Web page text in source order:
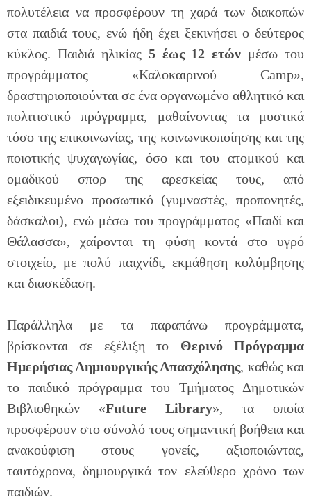
πολυτέλεια να προσφέρουν τη χαρά των διακοπών
στα παιδιά τους, ενώ ήδη έχει ξεκινήσει ο δεύτερος
κύκλος. Παιδιά ηλικίας5 έως 12 ετών μέσω του
προγράμματος «Καλοκαιρινού Camp»,
δραστηριοποιούνται σε ένα οργανωμένο αθλητικό και
πολιτιστικό πρόγραμμα, μαθαίνοντας τα μυστικά
τόσο της επικοινωνίας, της κοινωνικοποίησης και της
ποιοτικής ψυχαγωγίας, όσο και του ατομικού και
ομαδικού σπορ της αρεσκείας τους, από
εξειδικευμένο προσωπικό (γυμναστές, προπονητές,
δάσκαλοι), ενώ μέσω του προγράμματος «Παιδί και
Θάλασσα», χαίρονται τη φύση κοντά στο υγρό
στοιχείο, με πολύ παιχνίδι, εκμάθηση κολύμβησης
και διασκέδαση.
Παράλληλα με τα παραπάνω προγράμματα,
βρίσκονται σε εξέλιξη το Θερινό Πρόγραμμα
Ημερήσιας Δημιουργικής Απασχόλησης, καθώς και
το παιδικό πρόγραμμα του Τμήματος Δημοτικών
Βιβλιοθηκών «Future Library», τα οποία
προσφέρουν στο σύνολό τους σημαντική βοήθεια και
ανακούφιση στους γονείς, αξιοποιώντας,
ταυτόχρονα, δημιουργικά τον ελεύθερο χρόνο των
παιδιών.